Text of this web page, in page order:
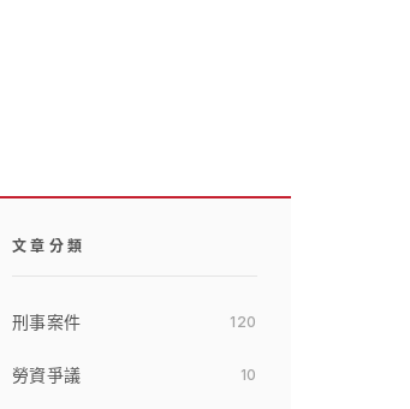
文章分類
刑事案件 120
勞資爭議 10